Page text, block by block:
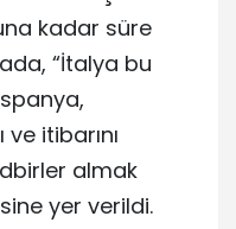
kadar süre
“İtalya bu
ve itibarını
almak
yer verildi.